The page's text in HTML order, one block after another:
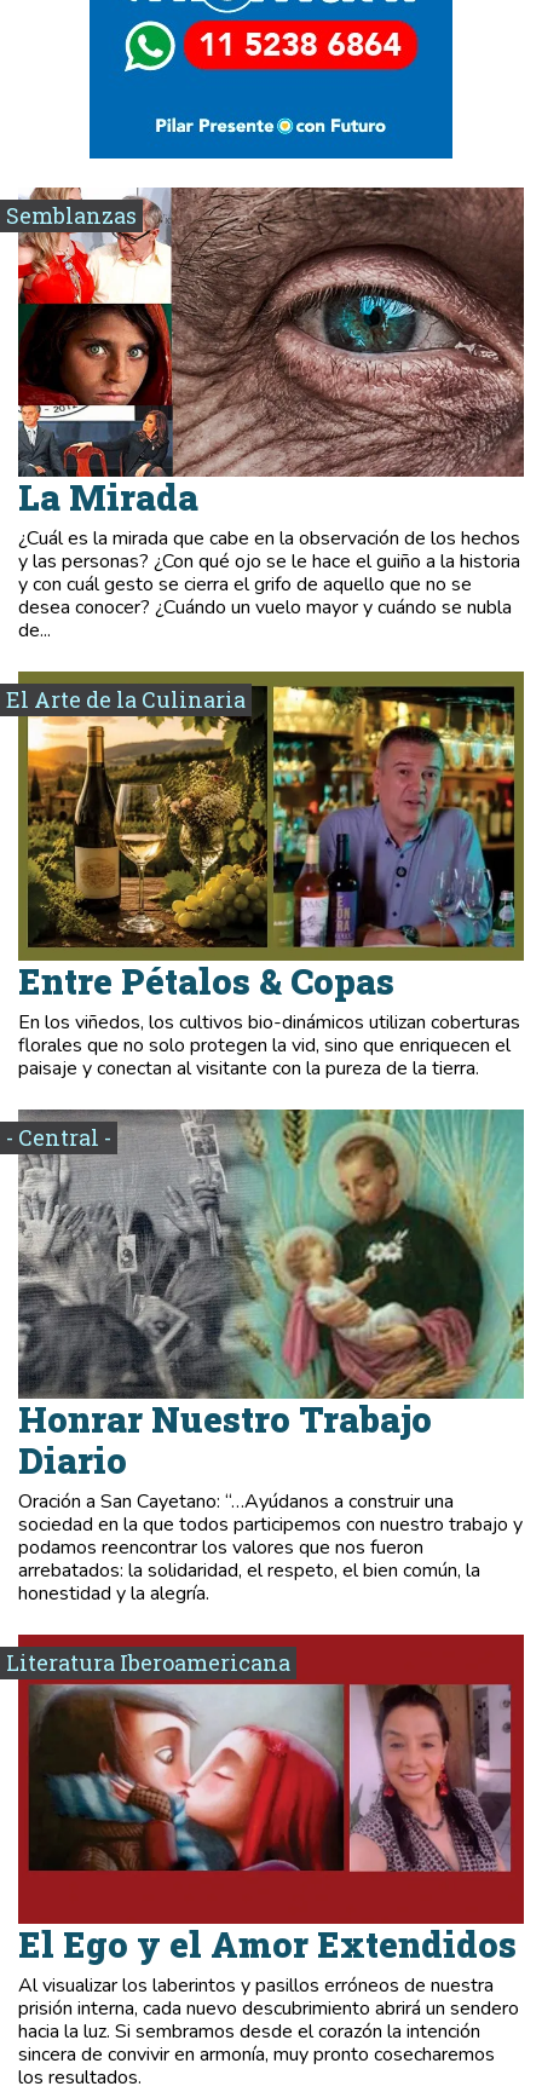
Semblanzas
La Mirada
¿Cuál es la mirada que cabe en la observación de los hechos
y las personas? ¿Con qué ojo se le hace el guiño a la historia
y con cuál gesto se cierra el grifo de aquello que no se
desea conocer? ¿Cuándo un vuelo mayor y cuándo se nubla
de...
El Arte de la Culinaria
Entre Pétalos & Copas
En los viñedos, los cultivos bio-dinámicos utilizan coberturas
florales que no solo protegen la vid, sino que enriquecen el
paisaje y conectan al visitante con la pureza de la tierra.
- Central -
Honrar Nuestro Trabajo
Diario
Oración a San Cayetano: “…Ayúdanos a construir una
sociedad en la que todos participemos con nuestro trabajo y
podamos reencontrar los valores que nos fueron
arrebatados: la solidaridad, el respeto, el bien común, la
honestidad y la alegría.
Literatura Iberoamericana
El Ego y el Amor Extendidos
Al visualizar los laberintos y pasillos erróneos de nuestra
prisión interna, cada nuevo descubrimiento abrirá un sendero
hacia la luz. Si sembramos desde el corazón la intención
sincera de convivir en armonía, muy pronto cosecharemos
los resultados.